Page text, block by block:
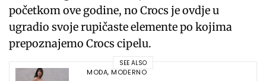
početkom ove godine, no Crocs je ovdje u
ugradio svoje rupičaste elemente po kojima
prepoznajemo Crocs cipelu.
SEE ALSO
MODA,MODERNO